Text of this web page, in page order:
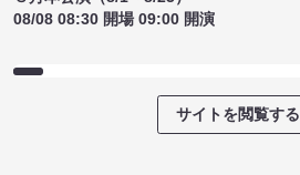
08/08 08:30 開場 09:00 開演
サイトを閲覧する